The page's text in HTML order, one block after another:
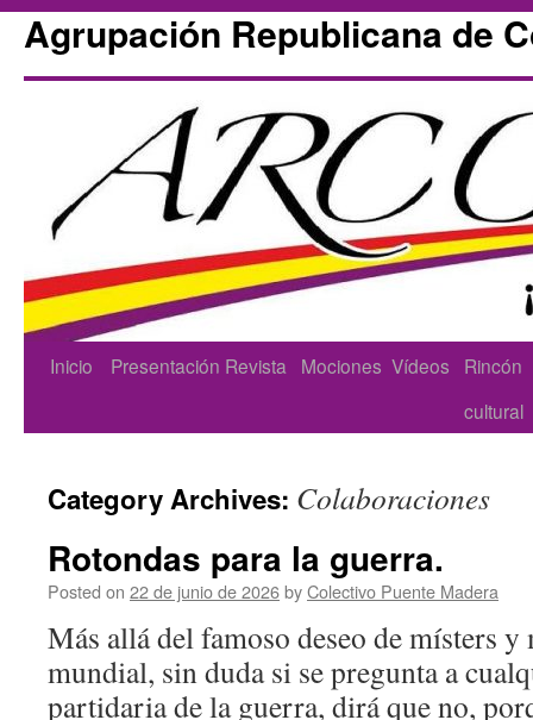
Agrupación Republicana de
Skip
Inicio Presentación Revista Mociones Vídeos
Rincón
cultural
Category Archives: Colaboraciones
Rotondas para la guerra.
Posted on 22 de junio de 2026byColectivo Puente Madera
Más allá del famoso deseo de místers y
mundial, sin duda si se pregunta a
partidaria de la guerra, dirá que no,